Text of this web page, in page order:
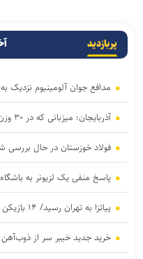
پربازدید
مدافع جوان آلومینیوم نزدیک
آذربایجان؛ میزبانی که در ۳۰ وزن حتی یک بار هم پرچمش بالا نرفت!
فولاد خوزستان در حال بررسی
پاسخ منفی یک لزیونر به
پیاتزا به تهران رسید/ ۱۴ بازیکن دیگر اضافه شدند
خرید جدید خیبر سر از ذوب‌آهن